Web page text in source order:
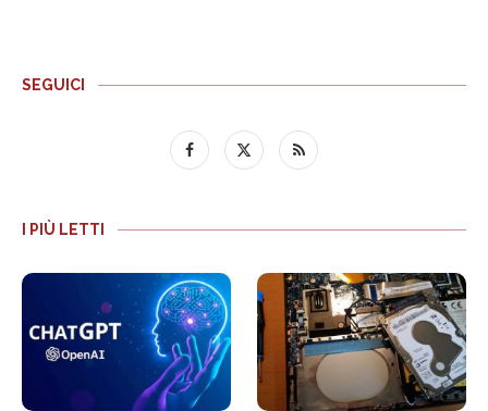
SEGUICI
I PIÙ LETTI